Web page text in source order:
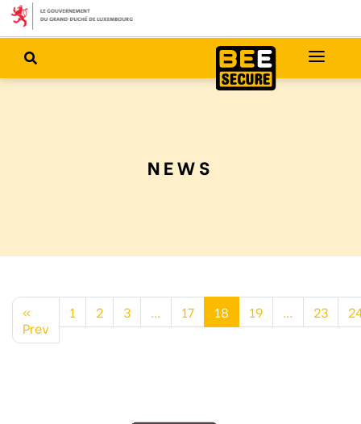
NEWS
«
Prev
1 2 3 … 17 18 19 … 23